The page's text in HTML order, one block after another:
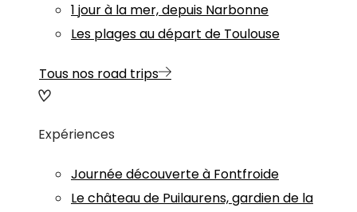
1 jour à la mer, depuis Narbonne
Les plages au départ de Toulouse
Tous nos road trips
Expériences
Journée découverte à Fontfroide
Le château de Puilaurens, gardien de la